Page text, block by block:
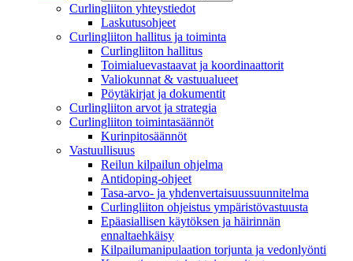
Curlingliiton yhteystiedot
Laskutusohjeet
Curlingliiton hallitus ja toiminta
Curlingliiton hallitus
Toimialuevastaavat ja koordinaattorit
Valiokunnat & vastuualueet
Pöytäkirjat ja dokumentit
Curlingliiton arvot ja strategia
Curlingliiton toimintasäännöt
Kurinpitosäännöt
Vastuullisuus
Reilun kilpailun ohjelma
Antidoping-ohjeet
Tasa-arvo- ja yhdenvertaisuussuunnitelma
Curlingliiton ohjeistus ympäristövastuusta
Epäasiallisen käytöksen ja häirinnän
ennaltaehkäisy
Kilpailumanipulaation torjunta ja vedonlyönti